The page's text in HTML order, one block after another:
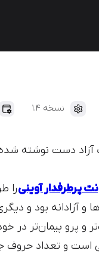
نسخه 1.4
دست نوشته شده
پرطرفدار آوینیرا
بود و
و پرو پیمان‌تر در
است و تعداد حروف